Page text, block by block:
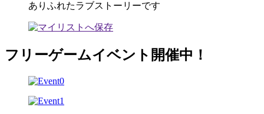
ありふれたラブストーリーです
フリーゲームイベント開催中！